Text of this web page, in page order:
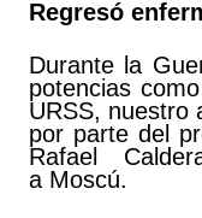
Regresó
Durante la
potencias
URSS, nuestro
por parte del
Rafael
a Moscú.